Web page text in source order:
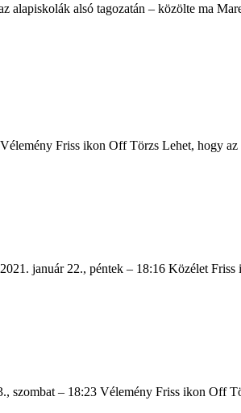
alapiskolák alsó tagozatán – közölte ma
Friss ikon Off Törzs Lehet, hogy
január 22., péntek – 18:16 Közélet
szombat – 18:23 Vélemény Friss ikon Off